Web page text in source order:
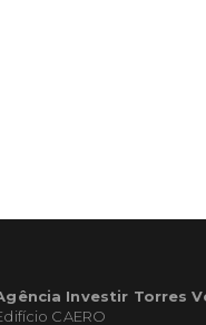
Investir Torres
CAERO